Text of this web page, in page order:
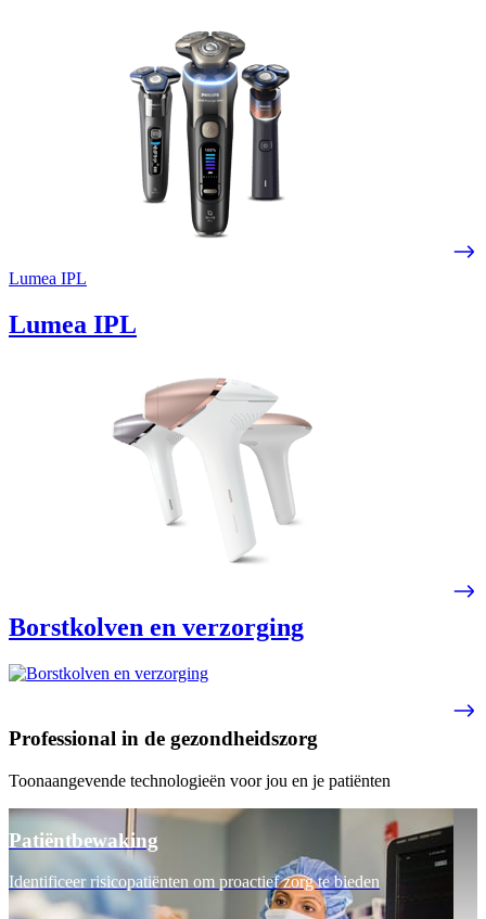
Lumea IPL
Lumea IPL
Borstkolven en verzorging
Professional in de gezondheidszorg
Toonaangevende technologieën voor jou en je patiënten
Patiëntbewaking
Identificeer risicopatiënten om proactief zorg te bieden